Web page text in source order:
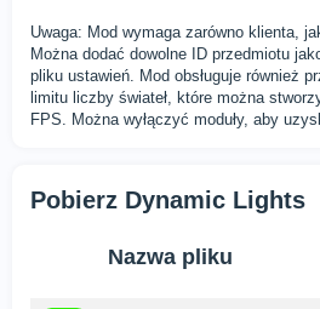
Uwaga: Mod wymaga zarówno klienta,
Można dodać dowolne ID przedmiotu
pliku ustawień. Mod obsługuje również
limitu liczby świateł, które można
FPS. Można wyłączyć moduły, aby
Pobierz Dynamic Lights
Nazwa pliku